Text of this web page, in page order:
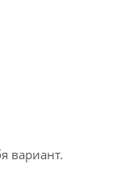
вариант.